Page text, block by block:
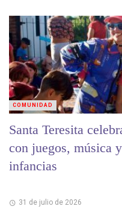
Santa Teresita
con juegos, música
infancias
31 de julio de 2026
COMUNIDAD